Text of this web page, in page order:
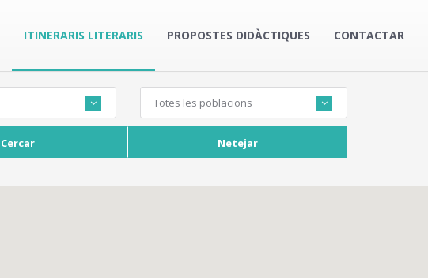
ITINERARIS LITERARIS PROPOSTES DIDÀCTIQUES CONTACTAR
Totes les poblacions
Cercar Netejar